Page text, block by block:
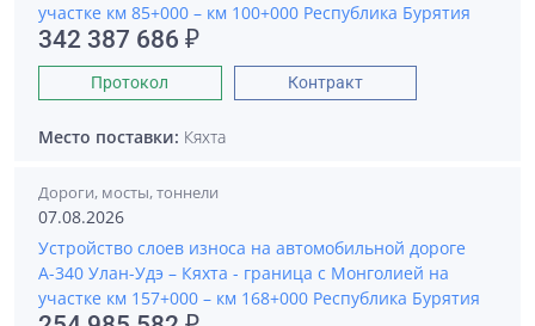
участке км 85+000 – км 100+000 Республика Бурятия
342 387 686 ₽
Протокол Контракт
Место поставки: Кяхта
Дороги, мосты, тоннели
07.08.2026
Устройство слоев износа на автомобильной дороге
А-340 Улан-Удэ – Кяхта - граница с Монголией на
участке км 157+000 – км 168+000 Республика Бурятия